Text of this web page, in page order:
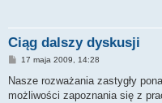
Ciąg dalszy dyskusji
P
s
17 maja 2009, 14:28
Nasze rozważania zastygły
możliwości zapoznania się z